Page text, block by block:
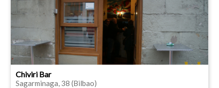
Chiviri Bar
Sagarminaga, 38 (Bilbao)